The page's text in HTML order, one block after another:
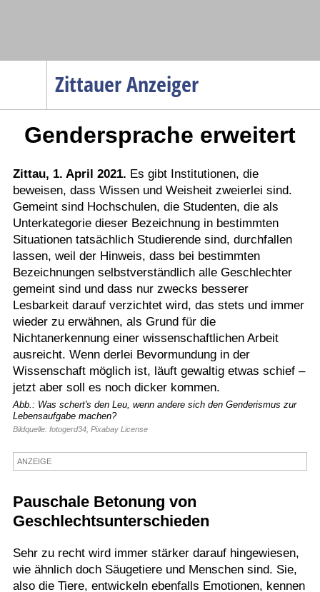
Zittauer Anzeiger
Menüpunkte
Politik
Gesellschaft
Wirtschaft
Service
Verkehr
Gesundheit
Kultur
Sport
Termine
Kostenlos
Gendersprache erweitert
Zittau, 1. April 2021. Es gibt Institutionen, die
beweisen, dass Wissen und Weisheit zweierlei sind.
Gemeint sind Hochschulen, die Studenten, die als
Unterkategorie dieser Bezeichnung in bestimmten
Situationen tatsächlich Studierende sind, durchfallen
lassen, weil der Hinweis, dass bei bestimmten
Bezeichnungen selbstverständlich alle Geschlechter
gemeint sind und dass nur zwecks besserer
Lesbarkeit darauf verzichtet wird, das stets und immer
wieder zu erwähnen, als Grund für die
Nichtanerkennung einer wissenschaftlichen Arbeit
ausreicht. Wenn derlei Bevormundung in der
Wissenschaft möglich ist, läuft gewaltig etwas schief –
jetzt aber soll es noch dicker kommen.
Abb.: Was schert's den Leu, wenn andere sich den Genderismus zur
Lebensaufgabe machen?
Bildquelle: fotogerd34, Pixabay License
ANZEIGE
Pauschale Betonung von
Geschlechtsunterschieden
Sehr zu recht wird immer stärker darauf hingewiesen,
wie ähnlich doch Säugetiere und Menschen sind. Sie,
also die Tiere, entwickeln ebenfalls Emotionen, kennen